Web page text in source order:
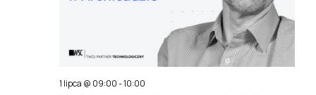
1 lipca @ 09:00-10:00